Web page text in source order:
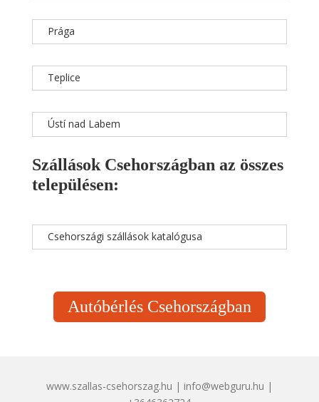
Prága
Teplice
Ústí nad Labem
Szállások Csehországban az összes
településen:
Csehországi szállások katalógusa
Autóbérlés Csehországban
www.szallas-csehorszag.hu | info@webguru.hu |